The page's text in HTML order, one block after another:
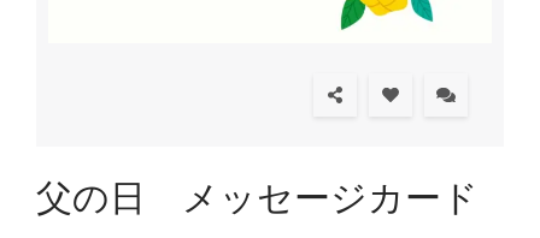
父の日 メッセージカード